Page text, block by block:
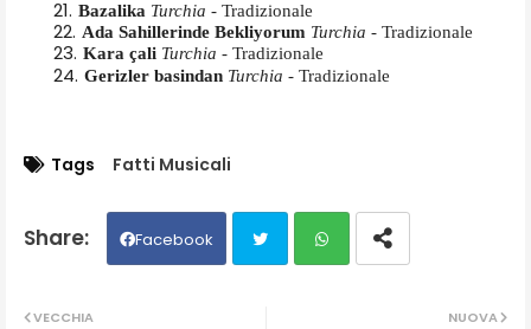
Bazalika Turchia - Tradizionale
Ada Sahillerinde Bekliyorum Turchia - Tradizionale
Kara çali Turchia - Tradizionale
Gerizler basindan Turchia - Tradizionale
Tags Fatti Musicali
Facebook
NUOVA
VECCHIA